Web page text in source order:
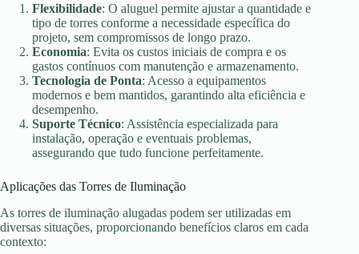
Flexibilidade: O aluguel permite ajustar a quantidade e
tipo de torres conforme a necessidade específica do
projeto, sem compromissos de longo prazo.
Economia: Evita os custos iniciais de compra e os
gastos contínuos com manutenção e armazenamento.
Tecnologia de Ponta: Acesso a equipamentos
modernos e bem mantidos, garantindo alta eficiência e
desempenho.
Suporte Técnico: Assistência especializada para
instalação, operação e eventuais problemas,
assegurando que tudo funcione perfeitamente.
Aplicações das Torres de Iluminação
As torres de iluminação alugadas podem ser utilizadas em
diversas situações, proporcionando benefícios claros em cada
contexto: